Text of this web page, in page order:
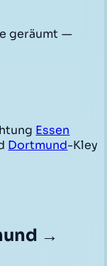
geräumt —
Essen
Dortmund-Kley
→